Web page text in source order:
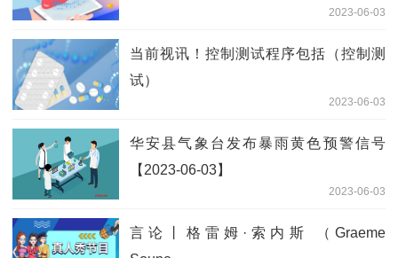
2023-06-03
当前视讯！控制测试程序包括（控制测
试）
2023-06-03
华安县气象台发布暴雨黄色预警信号
【2023-06-03】
2023-06-03
言论丨格雷姆·索内斯 （Graeme